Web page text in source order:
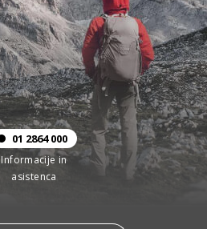
01 2864 000
Informacije in
asistenca